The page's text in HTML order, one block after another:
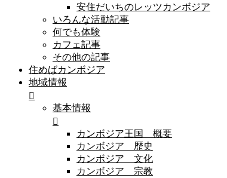
安住だいちのレッツカンボジア
いろんな活動記事
何でも体験
カフェ記事
その他の記事
住めばカンボジア
地域情報
基本情報
カンボジア王国 概要
カンボジア 歴史
カンボジア 文化
カンボジア 宗教